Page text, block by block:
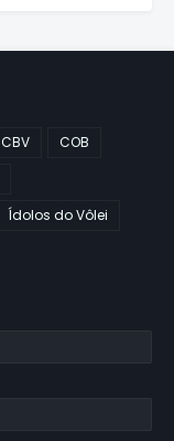
CBV
COB
Ídolos do Vôlei